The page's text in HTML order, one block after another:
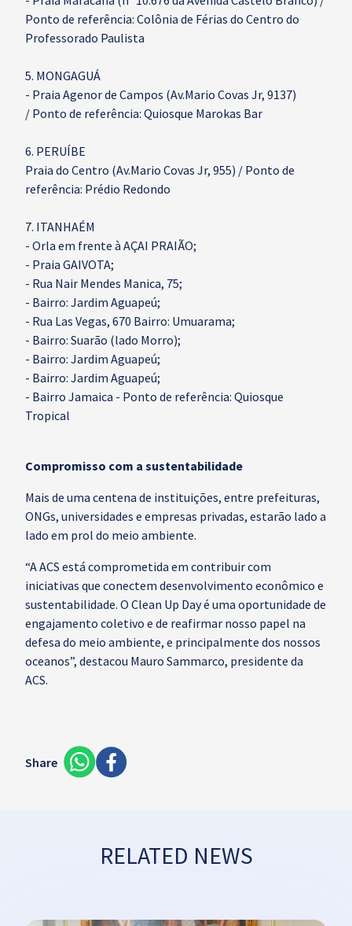
Ponto de referência: Colônia de Férias do Centro do
Professorado Paulista
5. MONGAGUÁ
- Praia Agenor de Campos (Av.Mario Covas Jr, 9137)
/ Ponto de referência: Quiosque Marokas Bar
6. PERUÍBE
Praia do Centro (Av.Mario Covas Jr, 955) / Ponto de
referência: Prédio Redondo
7. ITANHAÉM
- Orla em frente à AÇAI PRAIÃO;
- Praia GAIVOTA;
- Rua Nair Mendes Manica, 75;
- Bairro: Jardim Aguapeú;
- Rua Las Vegas, 670 Bairro: Umuarama;
- Bairro: Suarão (lado Morro);
- Bairro: Jardim Aguapeú;
- Bairro: Jardim Aguapeú;
- Bairro Jamaica - Ponto de referência: Quiosque
Tropical
Compromisso com a sustentabilidade
Mais de uma centena de instituições, entre prefeituras,
ONGs, universidades e empresas privadas, estarão lado a
lado em prol do meio ambiente.
“A ACS está comprometida em contribuir com
iniciativas que conectem desenvolvimento econômico e
sustentabilidade. O Clean Up Day é uma oportunidade de
engajamento coletivo e de reafirmar nosso papel na
defesa do meio ambiente, e principalmente dos nossos
oceanos”, destacou Mauro Sammarco, presidente da
ACS.
Share
RELATED NEWS